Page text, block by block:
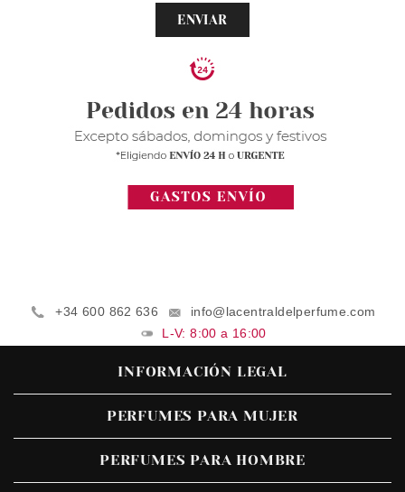
ENVIAR
+34 600 862 636
info@lacentraldelperfume.com
L-V: 8:00 a 16:00
INFORMACIÓN LEGAL
PERFUMES PARA MUJER
PERFUMES PARA HOMBRE